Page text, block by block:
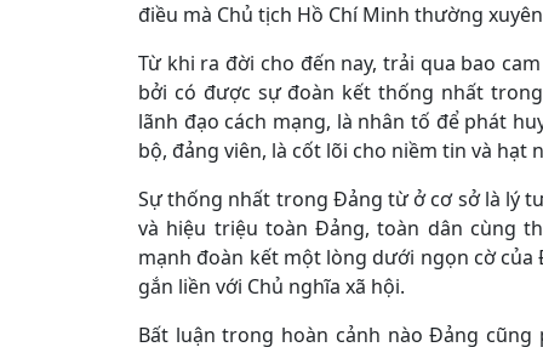
điều mà Chủ tịch Hồ Chí Minh thường
Từ khi ra đời cho đến nay, trải qua bao
bởi có được sự đoàn kết thống nhất
lãnh đạo cách mạng, là nhân tố để phát
bộ, đảng viên, là cốt lõi cho niềm tin và hạt
Sự thống nhất trong Đảng từ ở cơ sở là lý
và hiệu triệu toàn Đảng, toàn dân cùng
mạnh đoàn kết một lòng dưới ngọn cờ của
gắn liền với Chủ nghĩa xã hội.
Bất luận trong hoàn cảnh nào Đảng